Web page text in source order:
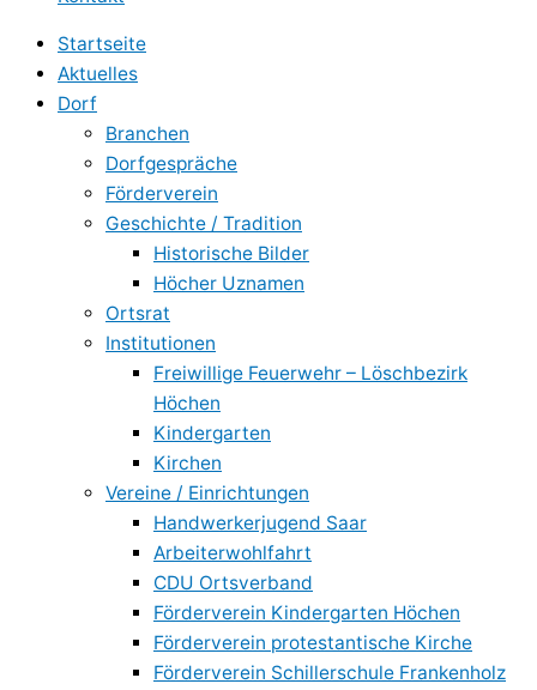
Startseite
Aktuelles
Dorf
Branchen
Dorfgespräche
Förderverein
Geschichte / Tradition
Historische Bilder
Höcher Uznamen
Ortsrat
Institutionen
Freiwillige Feuerwehr – Löschbezirk
Höchen
Kindergarten
Kirchen
Vereine / Einrichtungen
Handwerkerjugend Saar
Arbeiterwohlfahrt
CDU Ortsverband
Förderverein Kindergarten Höchen
Förderverein protestantische Kirche
Förderverein Schillerschule Frankenholz